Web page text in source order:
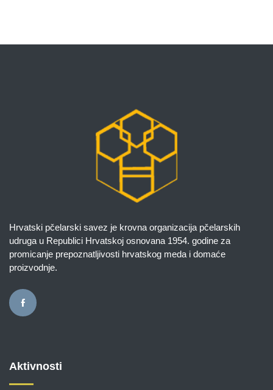
Hrvatski pčelarski savez je krovna organizacija pčelarskih
udruga u Republici Hrvatskoj osnovana 1954. godine za
promicanje prepoznatljivosti hrvatskog meda i domaće
proizvodnje.
Aktivnosti